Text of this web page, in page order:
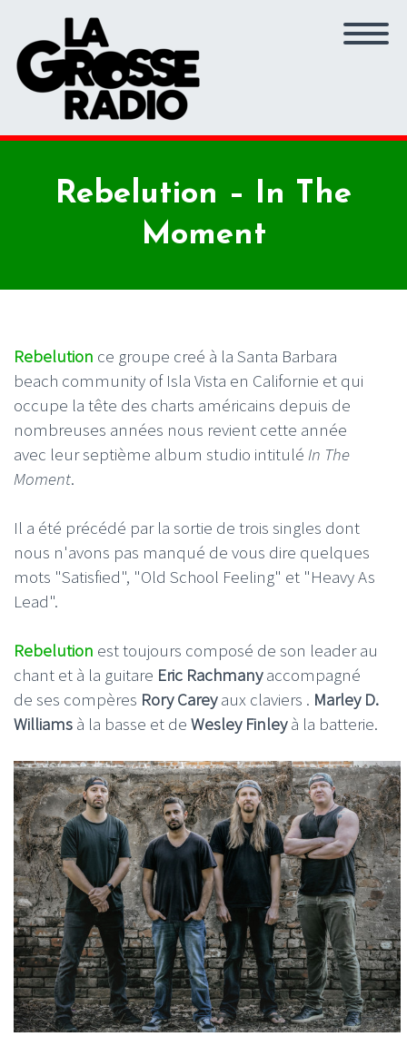
Rebelution – In The
Moment
Rebelution ce groupe creé à la Santa Barbara
beach community of Isla Vista en Californie et qui
occupe la tête des charts américains depuis de
nombreuses années nous revient cette année
avec leur septième album studio intitulé In The
Moment.
Il a été précédé par la sortie de trois singles dont
nous n'avons pas manqué de vous dire quelques
mots "Satisfied", "Old School Feeling" et "Heavy As
Lead".
Rebelution est toujours composé de son leader au
chant et à la guitare Eric Rachmanyaccompagné
de ses compères Rory Careyaux claviers . Marley D.
Williams à la basse et de Wesley Finleyà la batterie.